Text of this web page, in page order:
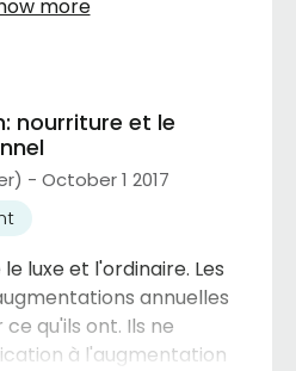
nourriture et le
- October 1 2017
luxe et l'ordinaire. Les
annuelles
qu'ils ont. Ils ne
à l'augmentation